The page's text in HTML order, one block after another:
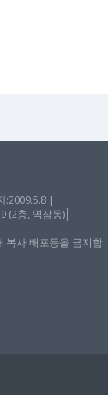
:2009.5.8 |
층, 역삼동)│
복사 배포등을 금지합